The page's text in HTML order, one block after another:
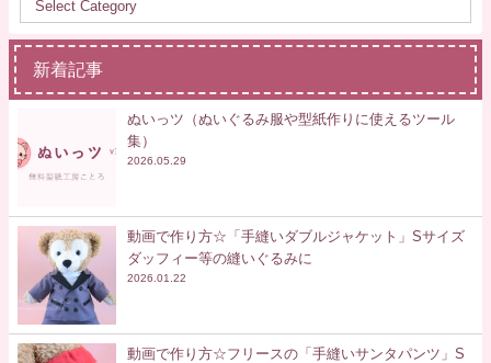
新着記事
ぬいっツ（ぬいぐるみ服や型紙作りに使えるツール
集）
2026.05.29
動画で作り方☆「手縫いダブルジャケット」Sサイズ
ダッフィー等の縫いぐるみに
2026.01.22
動画で作り方☆フリースの「手縫いサンタパンツ」S